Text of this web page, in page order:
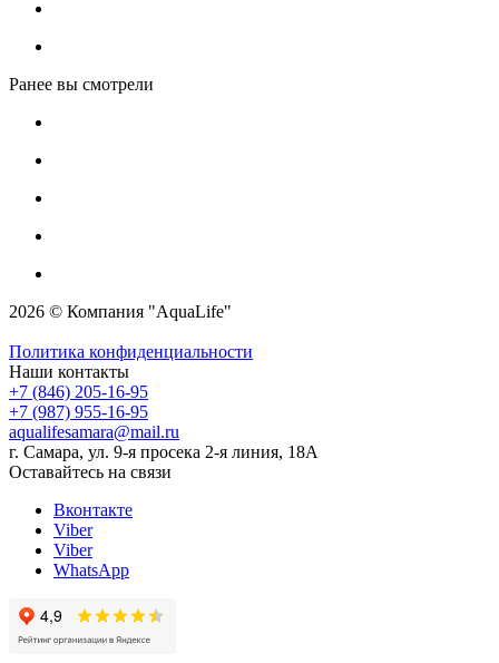
Ранее вы смотрели
2026 © Компания "AquaLife"
Политика конфиденциальности
Наши контакты
+7 (846) 205-16-95
+7 (987) 955-16-95
aqualifesamara@mail.ru
г. Самара, ул. 9-я просека 2-я линия, 18А
Оставайтесь на связи
Вконтакте
Viber
Viber
WhatsApp